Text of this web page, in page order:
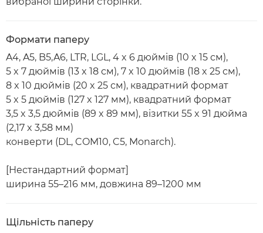
Формати паперу
A4, A5, B5,A6, LTR, LGL, 4 x 6 дюймів (10 x 15 см),
5 x 7 дюймів (13 x 18 см), 7 x 10 дюймів (18 x 25 см),
8 x 10 дюймів (20 x 25 см), квадратний формат
5 x 5 дюймів (127 x 127 мм), квадратний формат
3,5 x 3,5 дюймів (89 x 89 мм), візитки 55 x 91 дюйма
(2,17 x 3,58 мм)
конверти (DL, COM10, C5, Monarch).
[Нестандартний формат]
ширина 55–216 мм, довжина 89–1200 мм
Щільність паперу